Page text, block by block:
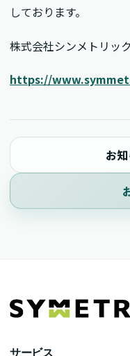
しております。
株式会社シンメトリック
https://
お
サービス